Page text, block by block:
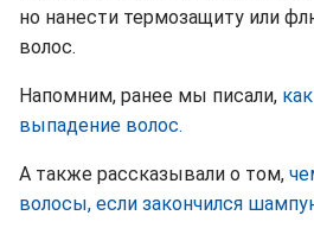
но нанести термозащиту или
волос.
Напомним, ранее мы писали,
выпадение волос.
А также рассказывали о том,
волосы, если закончился